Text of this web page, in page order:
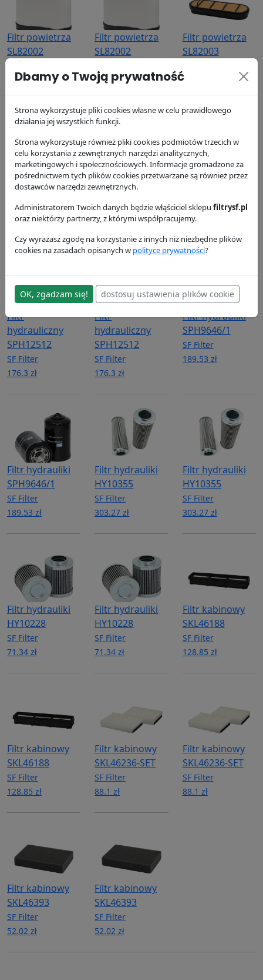
Filtr powietrza
SL82002
209.15 zł
Filtr powietrza
SL82002
209.15 zł
Filtr powietrza
SL82003
78.63 zł
Filtr powietrza
SL82003
SF Filter
78.63 zł
Filtr hydrauliki
HY20532
SF Filter
251.92 zł
Filtr hydrauliki
SF Filter
251.92 zł
Filtr
hydrauliczny
SPH12512
SF Filter
176.3 zł
Filtr
hydrauliczny
SPH12512
SF Filter
176.3 zł
Filtr hydrauliki
SPH9646/1
SF Filter
189.53 zł
Filtr hydrauliki
SPH9646/1
SF Filter
189.53 zł
Filtr hydrauliki
HY10355
SF Filter
303.27 zł
Filtr hydrauliki
HY10355
SF Filter
303.27 zł
Filtr hydrauliki
HY10228
SF Filter
71.34 zł
Filtr hydrauliki
HY10228
SF Filter
71.34 zł
Filtr kabinowy
SKL46188
SF Filter
128.85 zł
Filtr kabinowy
SKL46188
SF Filter
128.85 zł
Filtr kabinowy
SKL46236-SET
SF Filter
88.1 zł
Filtr kabinowy
SKL46236-SET
SF Filter
88.1 zł
Filtr kabinowy
SKL46393
SF Filter
52.02 zł
Filtr kabinowy
SKL46393
SF Filter
52.02 zł
Dbamy o Twoją prywatność
Strona wykorzystuje pliki cookies własne w celu prawidłowego
działania jej wszystkich funkcji.
Strona wykorzystuje również pliki cookies podmiotów trzecich w
celu korzystania z zewnętrznych narzędzi analitycznych,
marketingowych i społecznościowych. Informacje gromadzone za
pośrednictwem tych plików cookies przetwarzane są również przez
dostawców narzędzi zewnętrznych.
Administratorem Twoich danych będzie włąściciel sklepu filtrysf.pl
oraz niektórzy partnerzy, z którymi współpracujemy.
Czy wyrażasz zgodę na korzystanie z innych niż niezbędne plików
cookies na zasadach opisanych w polityce prywatności?
OK, zgadzam się! dostosuj ustawienia plików cookie